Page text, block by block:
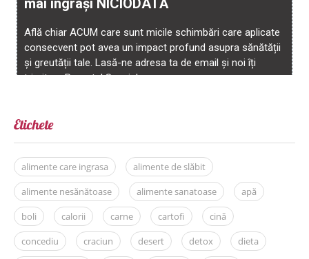
Etichete
alimente care ingrasa
alimente de slăbit
alimente nesănătoase
alimente sanatoase
apă
boli
calorii carne cartofi
cină
concediu
craciun desert detox
dieta